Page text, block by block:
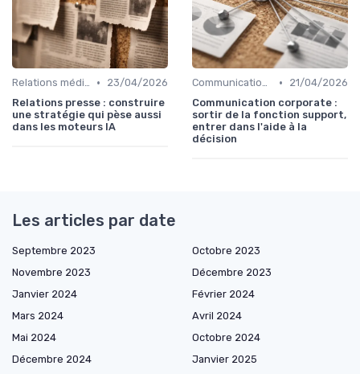
Relations médias & presse •
23/04/2026
Relations presse : construire
une stratégie qui pèse aussi
dans les moteurs IA
Communication corporate •
21/04/2026
Communication corporate :
sortir de la fonction support,
entrer dans l'aide à la
décision
Les articles par date
Septembre 2023
Octobre 2023
Novembre 2023
Décembre 2023
Janvier 2024
Février 2024
Mars 2024
Avril 2024
Mai 2024
Octobre 2024
Décembre 2024
Janvier 2025